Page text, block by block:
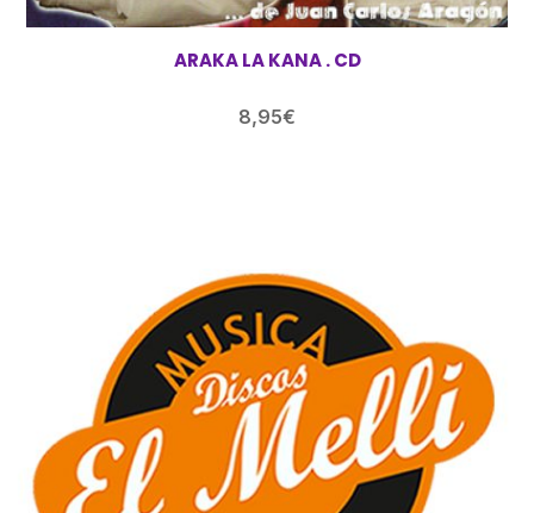
ARAKA LA KANA . CD
8,95€